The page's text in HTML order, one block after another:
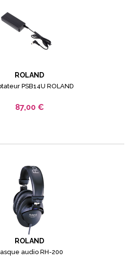
ROLAND
PSB14U ROLAND
87,00 €
ROLAND
audio RH-200